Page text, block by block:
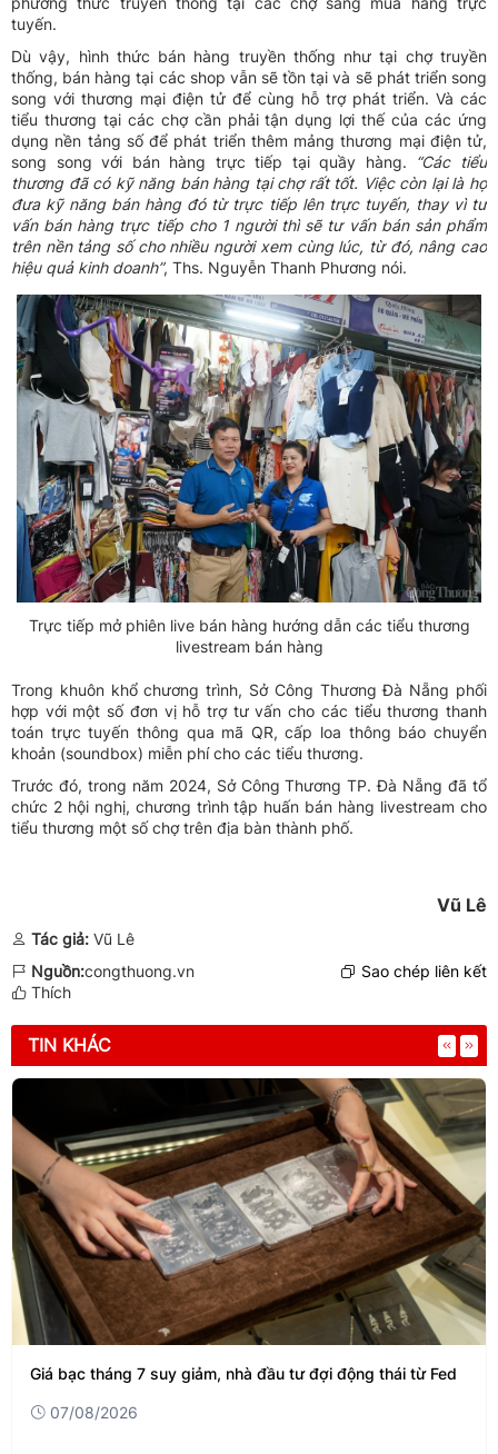
tuyến.
Dù vậy, hình thức bán hàng truyền thống như tại chợ truyền
thống, bán hàng tại các shop vẫn sẽ tồn tại và sẽ phát triển song
song với thương mại điện tử để cùng hỗ trợ phát triển. Và các
tiểu thương tại các chợ cần phải tận dụng lợi thế của các ứng
dụng nền tảng số để phát triển thêm mảng thương mại điện tử,
song song với bán hàng trực tiếp tại quầy hàng. “Các tiểu
thương đã có kỹ năng bán hàng tại chợ rất tốt. Việc còn lại là họ
đưa kỹ năng bán hàng đó từ trực tiếp lên trực tuyến, thay vì tư
vấn bán hàng trực tiếp cho 1 người thì sẽ tư vấn bán sản phẩm
trên nền tảng số cho nhiều người xem cùng lúc, từ đó, nâng cao
hiệu quả kinh doanh”, Ths. Nguyễn Thanh Phương nói.
Trực tiếp mở phiên live bán hàng hướng dẫn các tiểu thương
livestream bán hàng
Trong khuôn khổ chương trình, Sở Công Thương Đà Nẵng phối
hợp với một số đơn vị hỗ trợ tư vấn cho các tiểu thương thanh
toán trực tuyến thông qua mã QR, cấp loa thông báo chuyển
khoản (soundbox) miễn phí cho các tiểu thương.
Trước đó, trong năm 2024, Sở Công Thương TP. Đà Nẵng đã tổ
chức 2 hội nghị, chương trình tập huấn bán hàng livestream cho
tiểu thương một số chợ trên địa bàn thành phố.
Vũ Lê
Tác giả: Vũ Lê
Nguồn:congthuong.vn
Sao chép liên kết
Thích
TIN KHÁC
Giá bạc tháng 7 suy giảm, nhà đầu tư đợi động thái từ Fed
07/08/2026